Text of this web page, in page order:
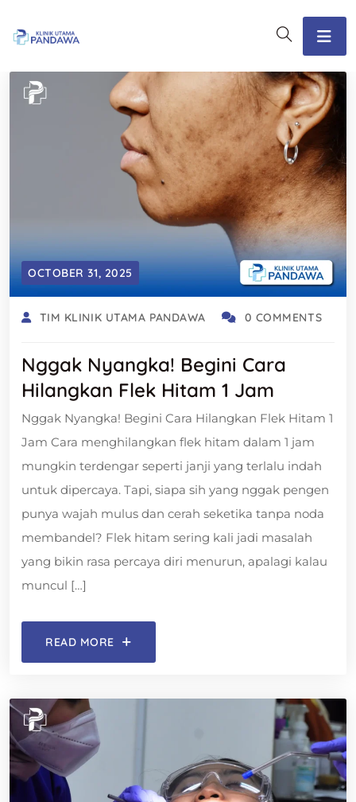
OCTOBER 31, 2025
TIM KLINIK UTAMA PANDAWA 0 COMMENTS
Nggak Nyangka! Begini Cara
Hilangkan Flek Hitam 1 Jam
Nggak Nyangka! Begini Cara Hilangkan Flek Hitam 1
Jam Cara menghilangkan flek hitam dalam 1 jam
mungkin terdengar seperti janji yang terlalu indah
untuk dipercaya. Tapi, siapa sih yang nggak pengen
punya wajah mulus dan cerah seketika tanpa noda
membandel? Flek hitam sering kali jadi masalah
yang bikin rasa percaya diri menurun, apalagi kalau
muncul […]
READ MORE